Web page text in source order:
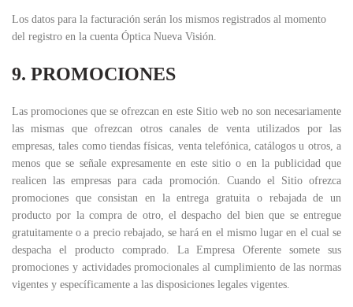
Los datos para la facturación serán los mismos registrados al momento
del registro en la cuenta Óptica Nueva Visión.
9. PROMOCIONES
Las promociones que se ofrezcan en este Sitio web no son necesariamente
las mismas que ofrezcan otros canales de venta utilizados por las
empresas, tales como tiendas físicas, venta telefónica, catálogos u otros, a
menos que se señale expresamente en este sitio o en la publicidad que
realicen las empresas para cada promoción. Cuando el Sitio ofrezca
promociones que consistan en la entrega gratuita o rebajada de un
producto por la compra de otro, el despacho del bien que se entregue
gratuitamente o a precio rebajado, se hará en el mismo lugar en el cual se
despacha el producto comprado. La Empresa Oferente somete sus
promociones y actividades promocionales al cumplimiento de las normas
vigentes y específicamente a las disposiciones legales vigentes.